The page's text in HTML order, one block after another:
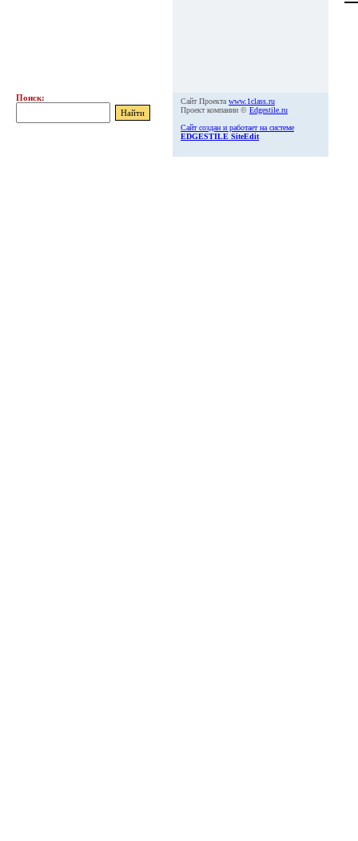
Поиск: Сайт Проекта www.1class.ru
Проект компании © Edgestile.ru
Сайт создан и работает на системе
EDGESTILE SiteEdit